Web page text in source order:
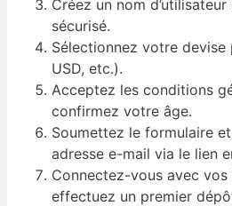
Créez un nom
sécurisé.
Sélectionnez votre devise
USD, etc.).
Acceptez les conditions
confirmez votre âge.
Soumettez le formulaire
adresse e-mail via le lien
Connectez-vous avec
effectuez un premier